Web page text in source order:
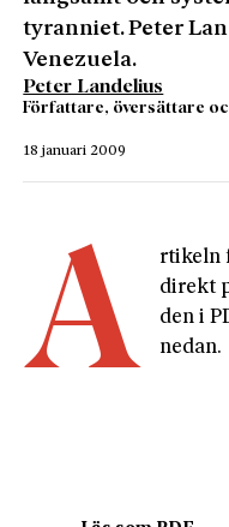
tyranniet. Peter
Venezuela.
Peter Landelius
Författare, översättare
18 januari 2009
A
rtikeln
direkt
den i
nedan.